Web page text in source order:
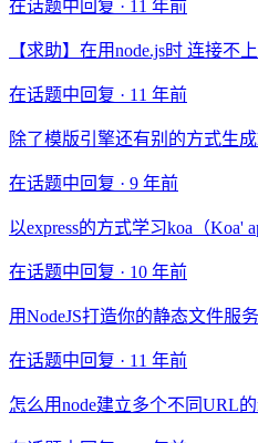
在话题中回复 · 11 年前
【求助】在用node.js时 连接不
在话题中回复 · 11 年前
除了模版引擎还有别的方式生
在话题中回复 · 9 年前
以express的方式学习koa（Koa'
在话题中回复 · 10 年前
用NodeJS打造你的静态文件服
在话题中回复 · 11 年前
怎么用node建立多个不同URL的